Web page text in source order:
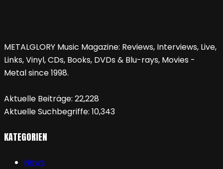
METALGLORY Music Magazine: Reviews, Interviews, Live,
Links, Vinyl, CDs, Books, DVDs & Blu-rays, Movies -
Metal since 1998.
Aktuelle Beiträge: 22,228
Aktuelle Suchbegriffe: 10,343
KATEGORIEN
News